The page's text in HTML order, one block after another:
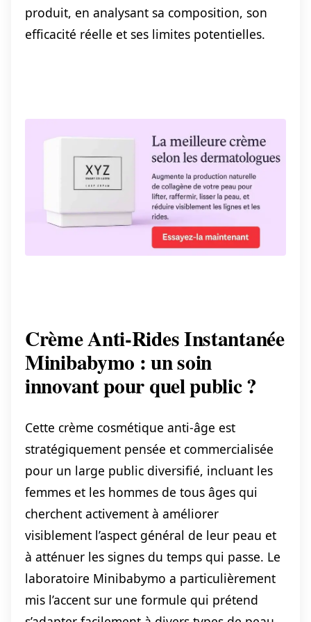
produit, en analysant sa composition, son
efficacité réelle et ses limites potentielles.
Crème Anti-Rides Instantanée
Minibabymo : un soin
innovant pour quel public ?
Cette crème cosmétique anti-âge est
stratégiquement pensée et commercialisée
pour un large public diversifié, incluant les
femmes et les hommes de tous âges qui
cherchent activement à améliorer
visiblement l’aspect général de leur peau et
à atténuer les signes du temps qui passe. Le
laboratoire Minibabymo a particulièrement
mis l’accent sur une formule qui prétend